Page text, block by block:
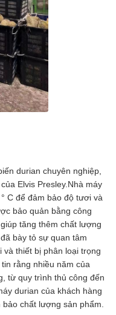
durian chuyên nghiệp,
Elvis Presley.Nhà máy
C để đảm bảo độ tươi và
bảo quản bằng công
tăng thêm chất lượng
bày tỏ sự quan tâm
và thiết bị phân loại trọng
rằng nhiều năm của
từ quy trình thủ công đến
durian của khách hàng
chất lượng sản phẩm.